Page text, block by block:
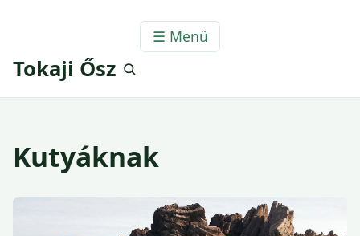
☰ Menü
Tokaji Ősz
Kutyáknak